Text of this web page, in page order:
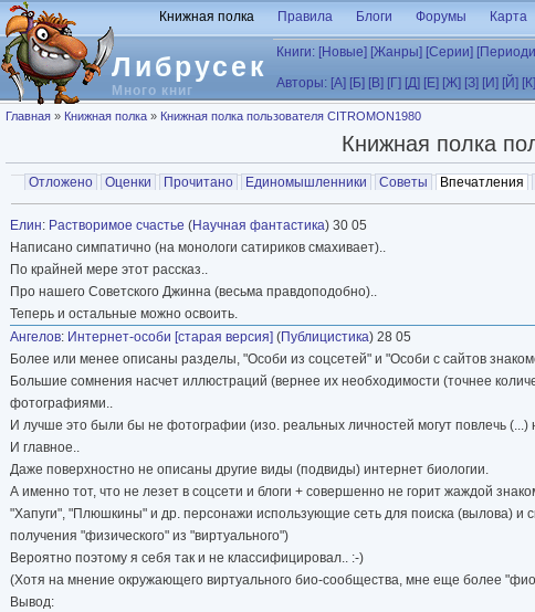
Перейти к основному содержанию
Либрусек
Много книг
Книжная полка Правила Блоги Форумы Карта
Книги: [Новые] [Жанры] [Серии]
Авторы: [А] [Б] [В] [Г] [Д] [Е] [Ж] [З] [И] [Й] [К]
Вы здесь
Главная » Книжная полка » Книжная полка пользователя CITROMON1980
Книжная полка
Главные вкладки
Отложено Оценки Прочитано Единомышленники Советы Впечатления
Вторичные вкладки
Елин: Растворимое счастье (Научная фантастика) 30 05
Написано симпатично (на монологи сатириков смахивает)..
По крайней мере этот рассказ..
Про нашего Советского Джинна (весьма правдоподобно)..
Теперь и остальные можно освоить.
Ангелов: Интернет-особи [старая версия] (Публицистика) 28 05
Более или менее описаны разделы, "Особи из соцсетей" и "Особи с сайтов
Большие сомнения насчет иллюстраций (вернее их необходимости (точнее
фотографиями..
И лучше это были бы не фотографии (изо. реальных личностей могут повлечь
И главное..
Даже поверхностно не описаны другие виды (подвиды) интернет биологии.
А именно тот, что не лезет в соцсети и блоги + совершенно не горит жаждой
"Хапуги", "Плюшкины" и др. персонажи использующие сеть для поиска (вылова) и
получения "физического" из "виртуального")
Вероятно поэтому я себя так и не классифицировал.. :-)
(Хотя на мнение окружающего виртуального био-сообщества, мне еще более
Вывод: